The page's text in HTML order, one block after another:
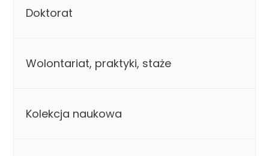
Doktorat
Wolontariat, praktyki, staże
Kolekcja naukowa